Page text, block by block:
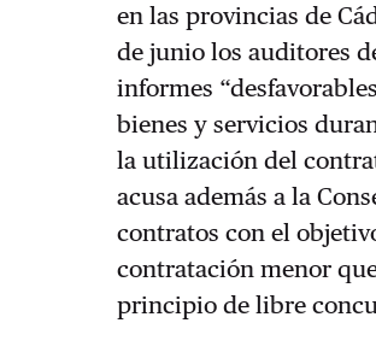
en las provincias de
de junio los auditores
informes
bienes y servicios
la utilización del
acusa además a la
contratos con el
contratación menor
principio de libre